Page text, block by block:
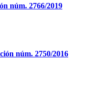
núm. 2766/2019
núm. 2750/2016